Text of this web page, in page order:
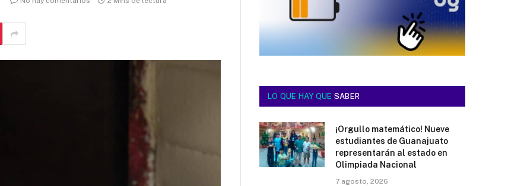
LO QUE HAY QUE SABER
¡Orgullo matemático! Nueve
estudiantes de Guanajuato
representarán al estado en
Olimpiada Nacional
7 agosto, 2026